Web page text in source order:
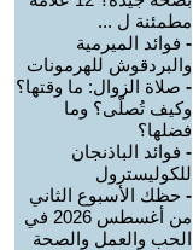
مطمئنة ل ...
- فوائد الميرمية
والبردقوش للهرمونات
- صلاة الزوال: ما وقتها؟
وكيف تُصلّى؟ وما
فضلها؟
- فوائد الباذنجان
للكوليسترول
- حظك الأسبوع الثاني
من أغسطس 2026 في
الحب والعمل والصحة